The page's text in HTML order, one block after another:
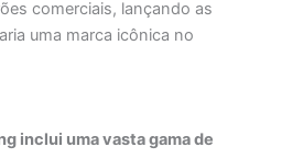
comerciais, lançando as
uma marca icônica no
inclui uma vasta gama de